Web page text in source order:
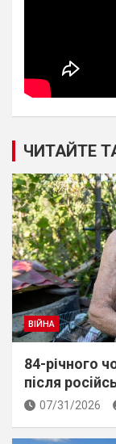
ЧИТАЙТЕ
ВІЙНА
84-річного
пiсля
07/31/2026